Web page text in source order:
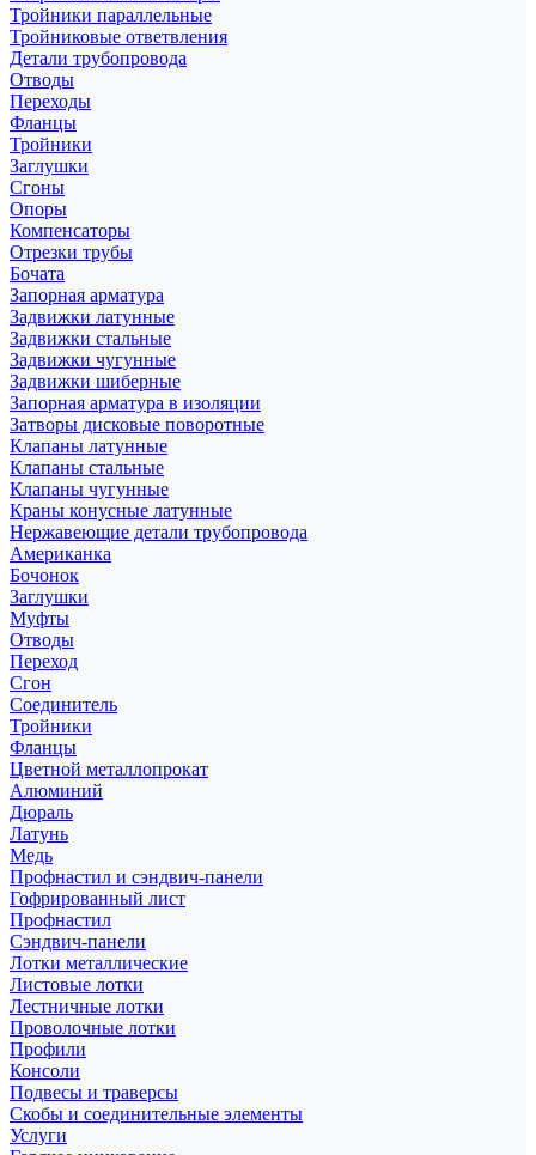
Тройники параллельные
Тройниковые ответвления
Детали трубопровода
Отводы
Переходы
Фланцы
Тройники
Заглушки
Сгоны
Опоры
Компенсаторы
Отрезки трубы
Бочата
Запорная арматура
Задвижки латунные
Задвижки стальные
Задвижки чугунные
Задвижки шиберные
Запорная арматура в изоляции
Затворы дисковые поворотные
Клапаны латунные
Клапаны стальные
Клапаны чугунные
Краны конусные латунные
Нержавеющие детали трубопровода
Американка
Бочонок
Заглушки
Муфты
Отводы
Переход
Сгон
Соединитель
Тройники
Фланцы
Цветной металлопрокат
Алюминий
Дюраль
Латунь
Медь
Профнастил и сэндвич-панели
Гофрированный лист
Профнастил
Сэндвич-панели
Лотки металлические
Листовые лотки
Лестничные лотки
Проволочные лотки
Профили
Консоли
Подвесы и траверсы
Скобы и соединительные элементы
Услуги